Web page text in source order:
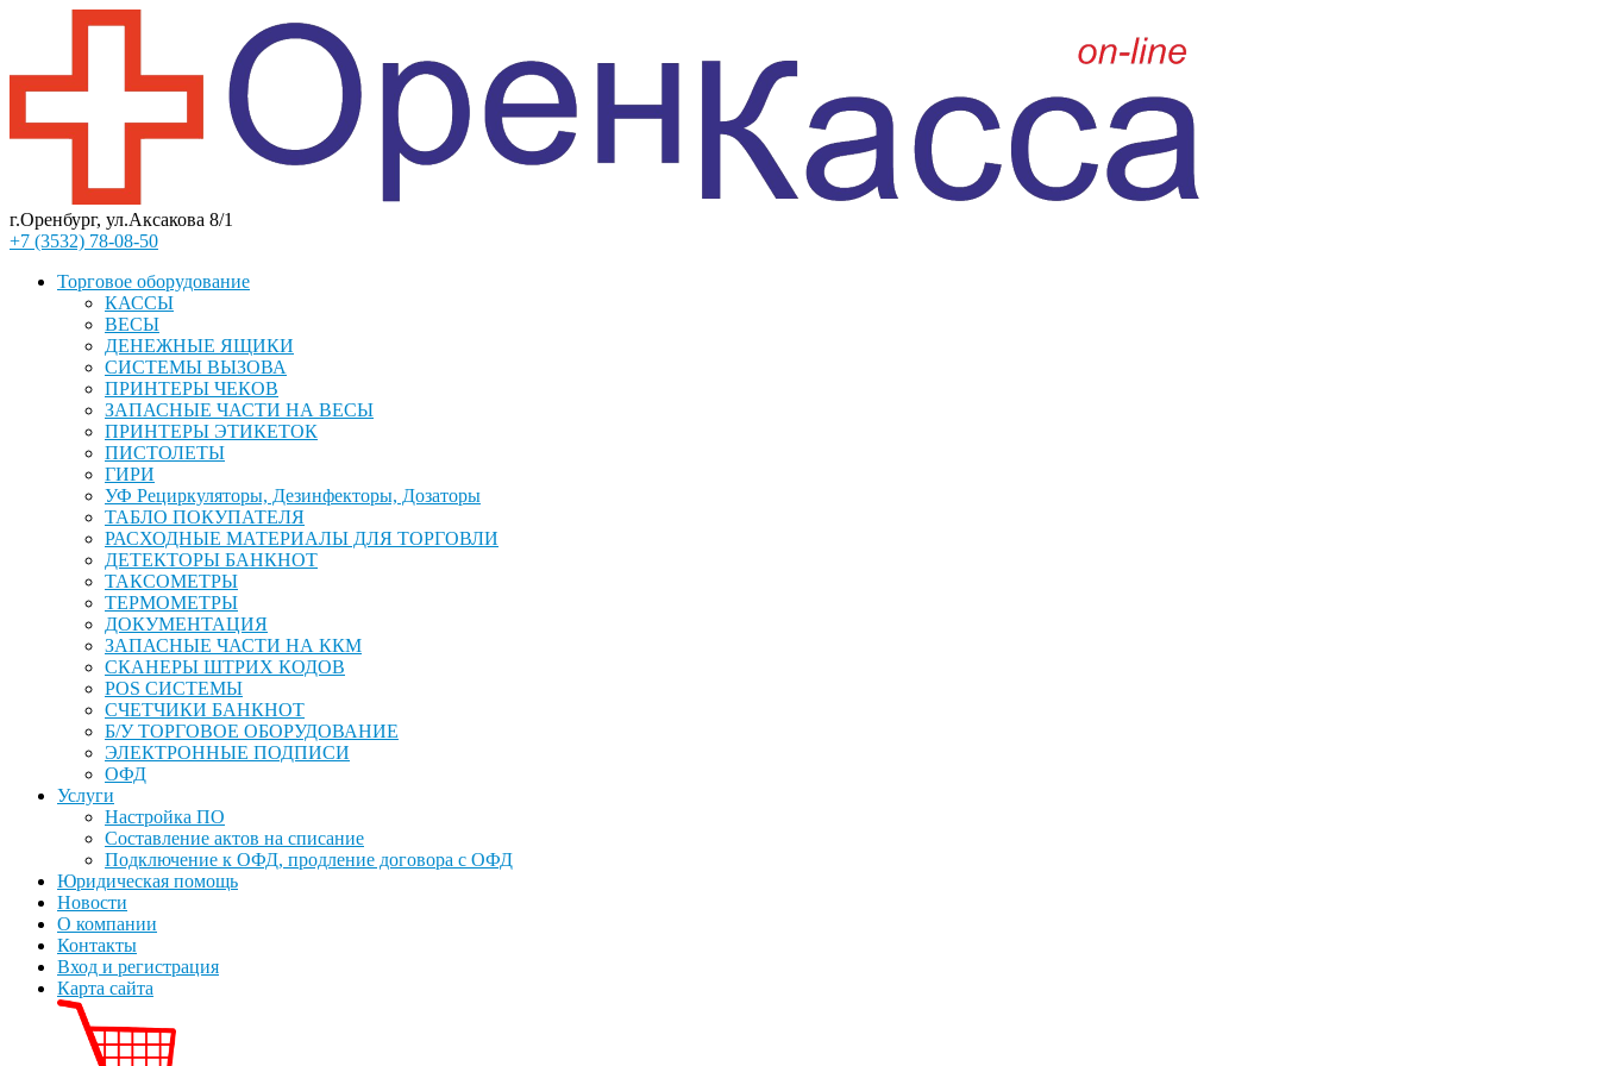
г.Оренбург, ул.Аксакова 8/1
+7 (3532) 78-08-50
Торговое оборудование
КАССЫ
ВЕСЫ
ДЕНЕЖНЫЕ ЯЩИКИ
СИСТЕМЫ ВЫЗОВА
ПРИНТЕРЫ ЧЕКОВ
ЗАПАСНЫЕ ЧАСТИ НА ВЕСЫ
ПРИНТЕРЫ ЭТИКЕТОК
ПИСТОЛЕТЫ
ГИРИ
УФ Рециркуляторы, Дезинфекторы, Дозаторы
ТАБЛО ПОКУПАТЕЛЯ
РАСХОДНЫЕ МАТЕРИАЛЫ ДЛЯ ТОРГОВЛИ
ДЕТЕКТОРЫ БАНКНОТ
ТАКСОМЕТРЫ
ТЕРМОМЕТРЫ
ДОКУМЕНТАЦИЯ
ЗАПАСНЫЕ ЧАСТИ НА ККМ
СКАНЕРЫ ШТРИХ КОДОВ
POS СИСТЕМЫ
СЧЕТЧИКИ БАНКНОТ
Б/У ТОРГОВОЕ ОБОРУДОВАНИЕ
ЭЛЕКТРОННЫЕ ПОДПИСИ
ОФД
Услуги
Настройка ПО
Составление актов на списание
Подключение к ОФД, продление договора с ОФД
Юридическая помощь
Новости
О компании
Контакты
Вход и регистрация
Карта сайта